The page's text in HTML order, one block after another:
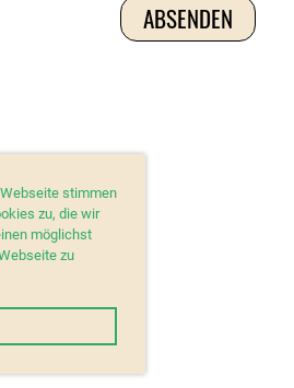
stimmen
zu, die wir
möglichst
zu